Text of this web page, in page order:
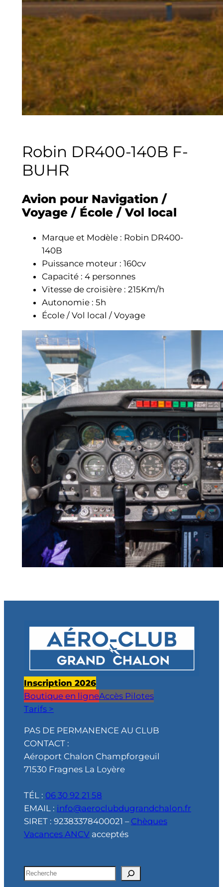
Robin DR400-140B F-
BUHR
Avion pour Navigation /
Voyage / École / Vol local
Marque et Modèle : Robin DR400-
140B
Puissance moteur : 160cv
Capacité : 4 personnes
Vitesse de croisière : 215Km/h
Autonomie : 5h
École / Vol local / Voyage
Inscription 2026
Boutique en ligneAccès Pilotes
Tarifs >
PAS DE PERMANENCE AU CLUB
CONTACT :
Aéroport Chalon Champforgeuil
71530 Fragnes La Loyère
TÉL : 06 30 92 21 58
EMAIL : info@aeroclubdugrandchalon.fr
SIRET : 92383378400021 – Chèques
Vacances ANCV acceptés
R